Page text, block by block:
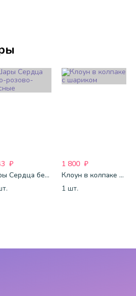
₽
Шары Сердца бело-розово-красные
1 800 ₽
Клоун в колпаке с шариком
1 шт.